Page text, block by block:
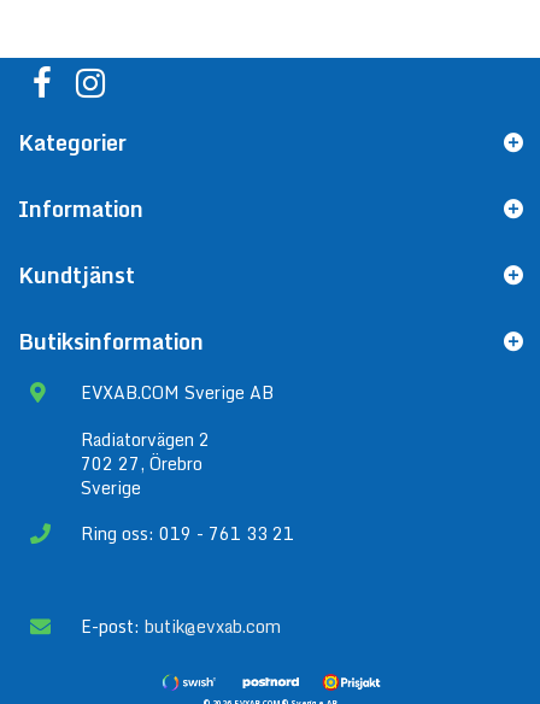
Kategorier
Information
Kundtjänst
Butiksinformation
EVXAB.COM Sverige AB
Radiatorvägen 2
702 27, Örebro
Sverige
Ring oss: 019 - 761 33 21
E-post: butik@evxab.com